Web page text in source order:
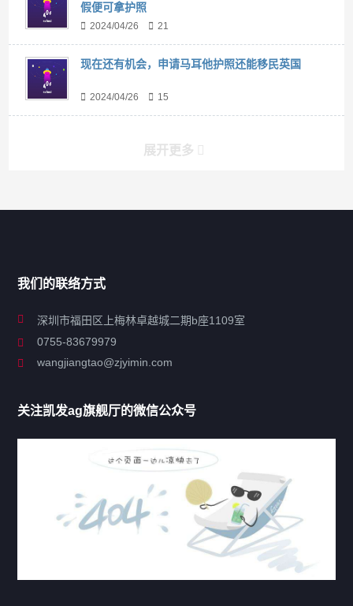
假便可拿护照
2024/04/26 21
现在还有机会，申请马耳他护照还能移民英国
2024/04/26 15
展开更多
联系凯发ag旗舰厅
行业动态
我们的联络方式
深圳市福田区上梅林卓越城二期b座1109室
0755-83679979
wangjiangtao@zjyimin.com
关注凯发ag旗舰厅的微信公众号